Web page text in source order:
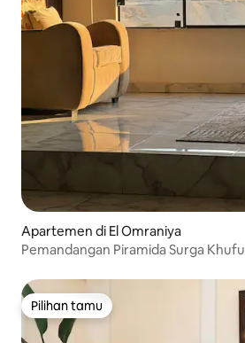
Apartemen di El Omraniya
Pemandangan Piramida Surga Khufu
Pilihan tamu
Pilihan tamu